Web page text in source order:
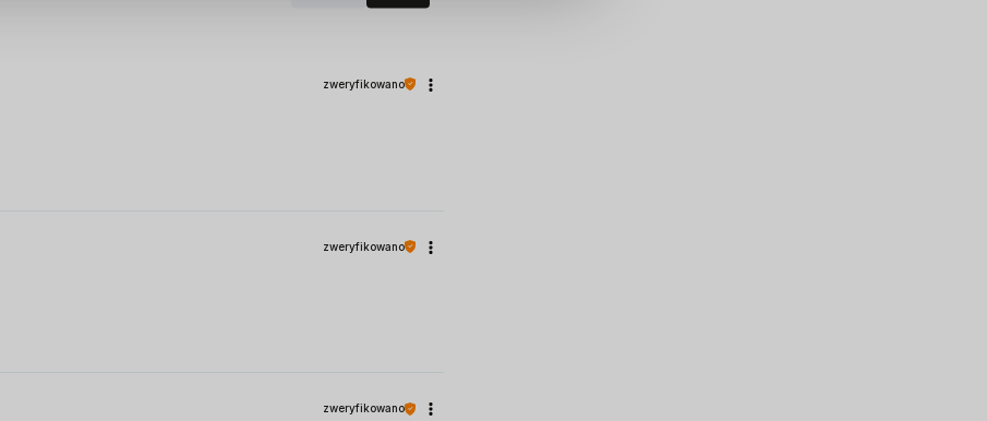
zweryfikowano
zweryfikowano
zweryfikowano